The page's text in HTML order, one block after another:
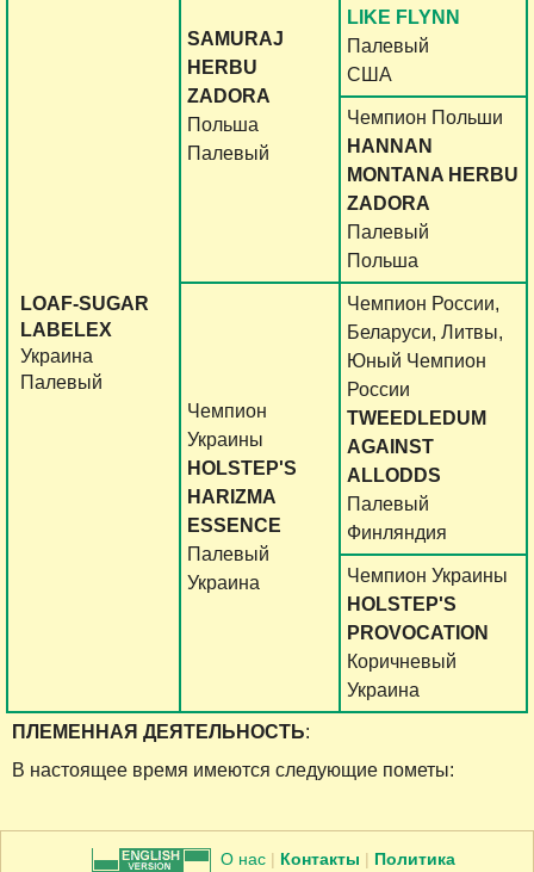
LOAF-SUGAR
LABELEX
Украина
Палевый
SAMURAJ
HERBU
ZADORA
Польша
Палевый
LIKE FLYNN
Палевый
США
Чемпион Польши
HANNAN
MONTANA HERBU
ZADORA
Палевый
Польша
Чемпион
Украины
HOLSTEP'S
HARIZMA
ESSENCE
Палевый
Украина
Чемпион России,
Беларуси, Литвы,
Юный Чемпион
России
TWEEDLEDUM
AGAINST
ALLODDS
Палевый
Финляндия
Чемпион Украины
HOLSTEP'S
PROVOCATION
Коричневый
Украина
ПЛЕМЕННАЯ ДЕЯТЕЛЬНОСТЬ:
В настоящее время имеются следующие пометы:
О нас | Контакты | Политика